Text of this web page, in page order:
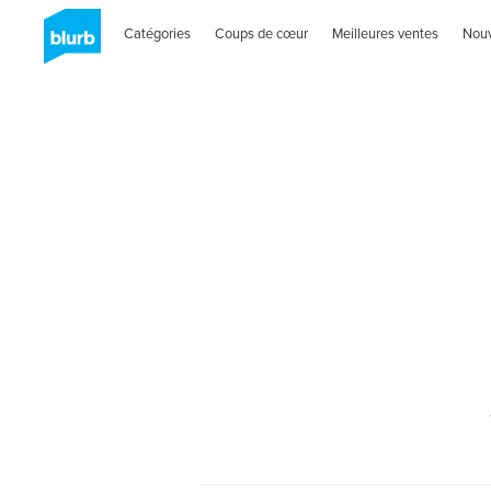
Catégories Coups de cœur Meilleures ventes